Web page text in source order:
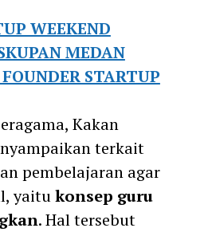
WEEKEND
MEDAN
STARTUP
Kakan
terkait
pembelajaran agar
yaitukonsep guru
. Hal tersebut